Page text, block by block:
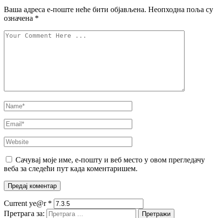
Ваша адреса е-поште неће бити објављена. Неопходна поља су
означена *
Сачувај моје име, е-пошту и веб место у овом прегледачу
веба за следећи пут када коментаришем.
Current ye@r *
Претрага за: